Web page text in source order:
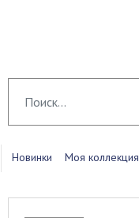
Новинки Моя коллекция